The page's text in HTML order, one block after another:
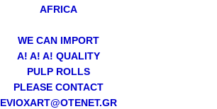
AFRICA
WE CAN IMPORT
A! A! A! QUALITY
PULP ROLLS
PLEASE CONTACT
EVIOXART@OTENET.GR